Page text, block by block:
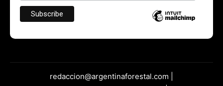
redaccion@argentinaforestal.com |